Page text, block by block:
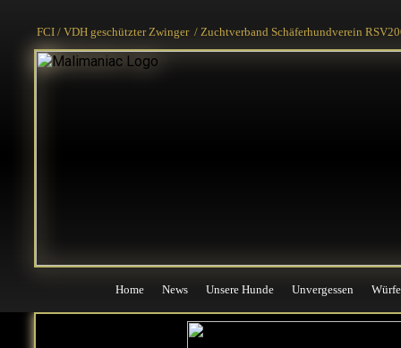
Home News Unsere Hunde Unvergessen Würfe
FCI / VDH geschützter Zwinger / Zuchtverband Schäferhundverein
Home News Unsere Hunde Unvergessen Würfe